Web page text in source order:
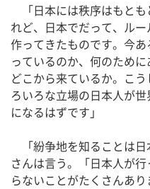
「日本には秩序はもと
れど、日本でだって、ルー
作ってきたものです。今
っているのか、何のため
どこから来ているか。こ
ろいろな立場の日本人が
になるはずです」
「紛争地を知ることは
さんは言う。「日本人が
らないことがたくさんあり